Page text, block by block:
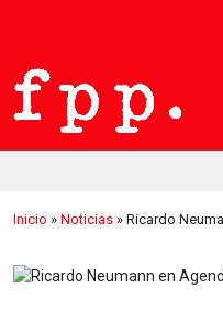
Inicio » Noticias » Ricardo